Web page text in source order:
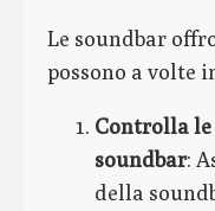
Le soundbar
possono a volte
Controlla
soundbar:
della